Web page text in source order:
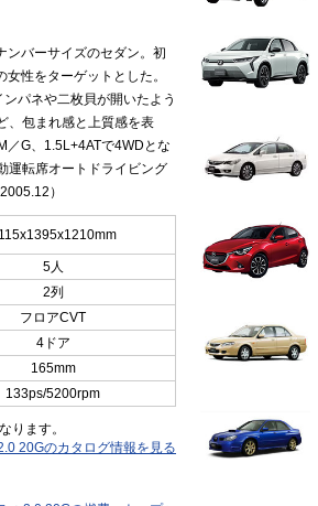
ンバーサイズのセダン。初
性をターゲットとした。
パネや二枚貝が開いたよう
、包まれ感と上質感を表
／G、1.5L+4ATで4WDとな
運転席オートドライビング
）
5人
2列
フロアCVT
4ドア
165mm
133ps/5200rpm
ります。
20Gのカタログ情報を見る